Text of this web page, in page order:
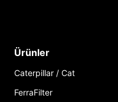
Ürünler
Caterpillar / Cat
FerraFilter